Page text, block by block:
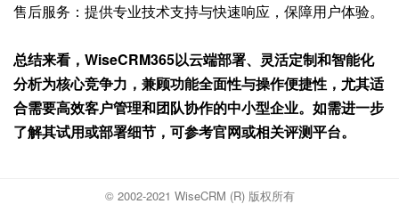
售后服务：提供专业技术支持与快速响应，保障用户体验。
总结来看，WiseCRM365以云端部署、灵活定制和智能化
分析为核心竞争力，兼顾功能全面性与操作便捷性，尤其适
合需要高效客户管理和团队协作的中小型企业。如需进一步
了解其试用或部署细节，可参考官网或相关评测平台。
© 2002-2021 WiseCRM (R) 版权所有